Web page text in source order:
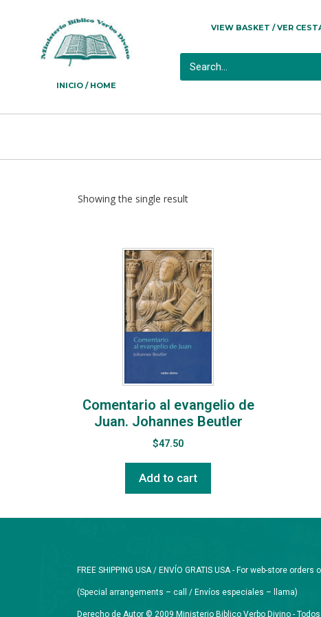
INICIO / HOME
VIEW BASKET / VER
Showing the single result
Comentario al evangelio de
Juan. Johannes Beutler
$47.50
Add to cart
FREE SHIPPING USA / ENVÍO GRATIS USA - For web-store
(Special arrangements – call / Envíos especiales – llama)
Derecho de Autor © 2009 Ministerio Biblico Verbo Divino -